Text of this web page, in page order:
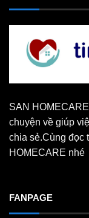
SAN
chuyện về giúp
chia sẻ.Cùng đọc
HOMECARE nhé
FANPAGE